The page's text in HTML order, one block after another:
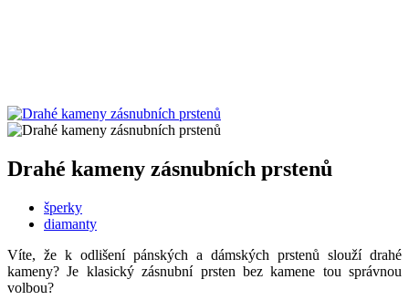
Drahé kameny zásnubních prstenů
šperky
diamanty
Víte, že k odlišení pánských a dámských prstenů slouží drahé
kameny? Je klasický zásnubní prsten bez kamene tou správnou
volbou?